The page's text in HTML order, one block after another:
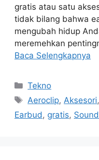
gratis atau satu
tidak bilang bahwa
mengubah hidup
meremehkan
Baca Selengkapnya
Kategori
Tekno
Tag
Aeroclip, Aksesori,
Earbud , gratis,